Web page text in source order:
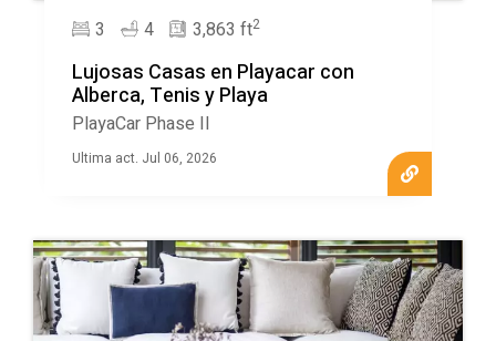
3 4 3,863 ft2
Lujosas Casas en Playacar con
Alberca, Tenis y Playa
PlayaCar Phase II
Ultima act. Jul 06, 2026